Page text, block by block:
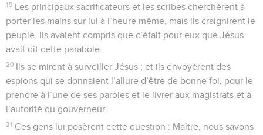
19 Les principaux sacrificateurs et les scribes cherchèrent à
porter les mains sur lui à l’heure même, mais ils craignirent le
peuple. Ils avaient compris que c’était pour eux que Jésus
avait dit cette parabole.
20 Ils se mirent à surveiller Jésus ; et ils envoyèrent des
espions qui se donnaient l’allure d’être de bonne foi, pour le
prendre à l’une de ses paroles et le livrer aux magistrats et à
l’autorité du gouverneur.
21 Ces gens lui posèrent cette question : Maître, nous savons